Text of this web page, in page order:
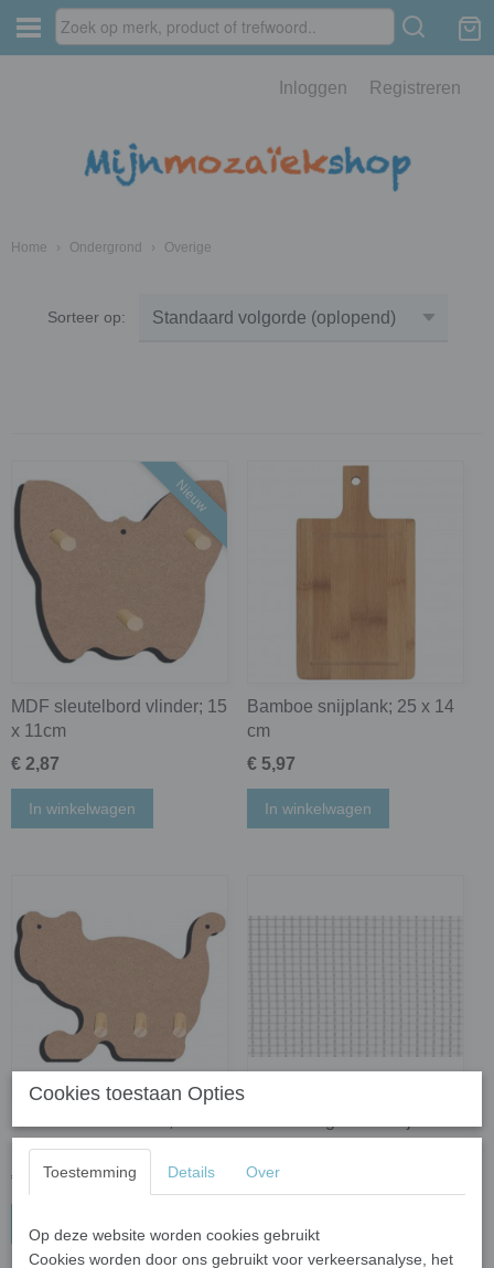
Inloggen Registreren
Home › Ondergrond › Overige
Sorteer op:
Nieuw
MDF sleutelbord vlinder; 15
x 11cm
€ 2,87
In winkelwagen
Bamboe snijplank; 25 x 14
cm
€ 5,97
In winkelwagen
11 cm
€ 2,87
€ 3,24
Cookies toestaan Opties
Toestemming Details Over
Op deze website worden cookies gebruikt
Cookies worden door ons gebruikt voor verkeersanalyse, het